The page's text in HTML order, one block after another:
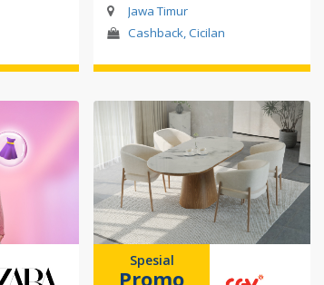
Jawa Timur
Cashback, Cicilan
Spesial
Promo